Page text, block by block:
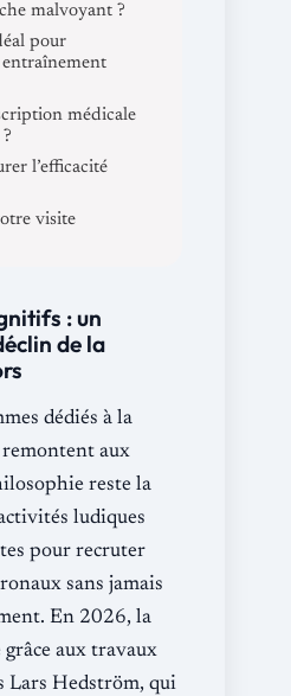
malvoyant ?
pour
médicale
l’efficacité
visite
: un
de la
dédiés à la
remontent aux
reste la
ludiques
pour recruter
sans jamais
En 2026, la
grâce aux travaux
Lars Hedström, qui